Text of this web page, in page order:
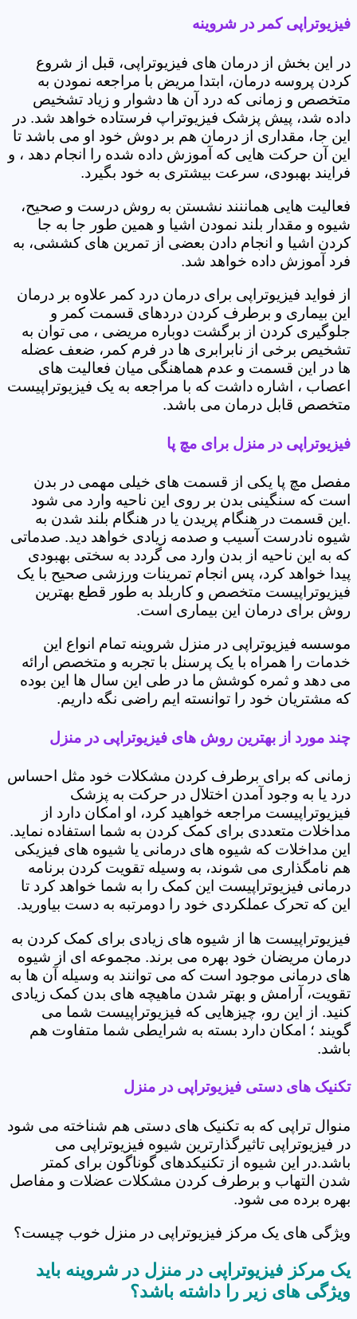
فیزیوتراپی کمر در شروینه
در این بخش از درمان های فیزیوتراپی، قبل از شروع
کردن پروسه درمان، ابتدا مریض با مراجعه نمودن به
متخصص و زمانی که درد آن ها دشوار و زیاد تشخیص
داده شد، پیش پزشک فیزیوتراپ فرستاده خواهد شد. در
این جا، مقداری از درمان هم بر دوش خود او می باشد تا
این آن حرکت هایی که آموزش داده شده را انجام دهد ، و
فرایند بهبودی، سرعت بیشتری به خود بگیرد.
فعالیت هایی هماننند نشستن به روش درست و صحیح،
شیوه و مقدار بلند نمودن اشیا و همین طور جا به جا
کردن اشیا و انجام دادن بعضی از تمرین های کششی، به
فرد آموزش داده خواهد شد.
از فواید فیزیوتراپی برای درمان درد کمر علاوه بر درمان
این بیماری و برطرف کردن دردهای قسمت کمر و
جلوگیری کردن از برگشت دوباره مریضی ، می توان به
تشخیص برخی از نابرابری ها در فرم کمر، ضعف عضله
ها در این قسمت و عدم هماهنگی میان فعالیت های
اعصاب ، اشاره داشت که با مراجعه به یک فیزیوتراپیست
متخصص قابل درمان می باشد.
فیزیوتراپی در منزل برای مچ پا
مفصل مچ پا یکی از قسمت های خیلی مهمی در بدن
است که سنگینی بدن بر روی این ناحیه وارد می شود
.این قسمت در هنگام پریدن یا در هنگام بلند شدن به
شیوه نادرست آسیب و صدمه زیادی خواهد دید. صدماتی
که به این ناحیه از بدن وارد می گردد به سختی بهبودی
پیدا خواهد کرد، پس انجام تمرینات ورزشی صحیح با یک
فیزیوتراپیست متخصص و کاربلد به طور قطع بهترین
روش برای درمان این بیماری است.
موسسه فیزیوتراپی در منزل شروینه تمام انواع این
خدمات را همراه با یک پرسنل با تجربه و متخصص ارائه
می دهد و ثمره کوشش ما در طی این سال ها این بوده
که مشتریان خود را توانسته ایم راضی نگه داریم.
چند مورد از بهترین روش های فیزیوتراپی در منزل
زمانی که برای برطرف کردن مشکلات خود مثل احساس
درد یا به وجود آمدن اختلال در حرکت به پزشک
فیزیوتراپیست مراجعه خواهید کرد، او امکان دارد از
مداخلات متعددی برای کمک کردن به شما استفاده نماید.
این مداخلات که شیوه های درمانی یا شیوه های فیزیکی
هم نامگذاری می شوند، به وسیله تقویت کردن برنامه
درمانی فیزیوتراپیست این کمک را به شما خواهد کرد تا
این که تحرک عملکردی خود را دومرتبه به دست بیاورید.
فیزیوتراپیست ها از شیوه های زیادی برای کمک کردن به
درمان مریضان خود بهره می برند. مجموعه ای از شیوه
های درمانی موجود است که می توانند به وسیله آن ها به
تقویت، آرامش و بهتر شدن ماهیچه های بدن کمک زیادی
کنید. از این رو، چیزهایی که فیزیوتراپیست شما می
گویند ؛ امکان دارد بسته به شرایطی شما متفاوت هم
باشد.
تکنیک های دستی فیزیوتراپی در منزل
منوال تراپی که به تکنیک های دستی هم شناخته می شود
در فیزیوتراپی تاثیرگذارترین شیوه فیزیوتراپی می
باشد.در این شیوه از تکنیکدهای گوناگون برای کمتر
شدن التهاب و برطرف کردن مشکلات عضلات و مفاصل
بهره برده می شود.
ویژگی های یک مرکز فیزیوتراپی در منزل خوب چیست؟
یک مرکز فیزیوتراپی در منزل در شروینه باید
ویژگی های زیر را داشته باشد؟